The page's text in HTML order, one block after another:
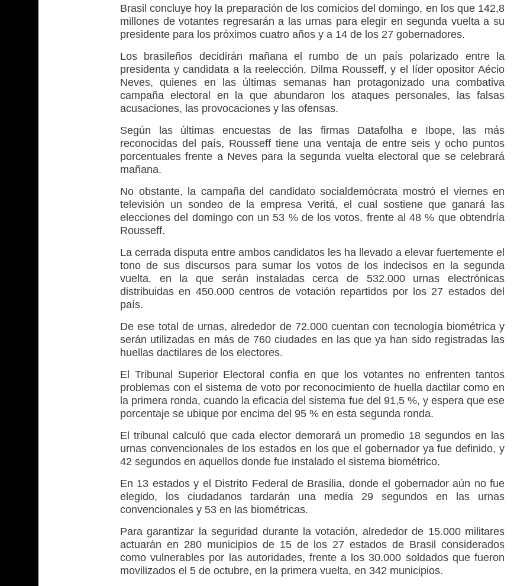
Brasil concluye hoy la preparación de los comicios del domingo, en los que 142,8
millones de votantes regresarán a las urnas para elegir en segunda vuelta a su
presidente para los próximos cuatro años y a 14 de los 27 gobernadores.
Los brasileños decidirán mañana el rumbo de un país polarizado entre la
presidenta y candidata a la reelección, Dilma Rousseff, y el líder opositor Aécio
Neves, quienes en las últimas semanas han protagonizado una combativa
campaña electoral en la que abundaron los ataques personales, las falsas
acusaciones, las provocaciones y las ofensas.
Según las últimas encuestas de las firmas Datafolha e Ibope, las más
reconocidas del país, Rousseff tiene una ventaja de entre seis y ocho puntos
porcentuales frente a Neves para la segunda vuelta electoral que se celebrará
mañana.
No obstante, la campaña del candidato socialdemócrata mostró el viernes en
televisión un sondeo de la empresa Veritá, el cual sostiene que ganará las
elecciones del domingo con un 53 % de los votos, frente al 48 % que obtendría
Rousseff.
La cerrada disputa entre ambos candidatos les ha llevado a elevar fuertemente el
tono de sus discursos para sumar los votos de los indecisos en la segunda
vuelta, en la que serán instaladas cerca de 532.000 urnas electrónicas
distribuidas en 450.000 centros de votación repartidos por los 27 estados del
país.
De ese total de urnas, alrededor de 72.000 cuentan con tecnología biométrica y
serán utilizadas en más de 760 ciudades en las que ya han sido registradas las
huellas dactilares de los electores.
El Tribunal Superior Electoral confía en que los votantes no enfrenten tantos
problemas con el sistema de voto por reconocimiento de huella dactilar como en
la primera ronda, cuando la eficacia del sistema fue del 91,5 %, y espera que ese
porcentaje se ubique por encima del 95 % en esta segunda ronda.
El tribunal calculó que cada elector demorará un promedio 18 segundos en las
urnas convencionales de los estados en los que el gobernador ya fue definido, y
42 segundos en aquellos donde fue instalado el sistema biométrico.
En 13 estados y el Distrito Federal de Brasilia, donde el gobernador aún no fue
elegido, los ciudadanos tardarán una media 29 segundos en las urnas
convencionales y 53 en las biométricas.
Para garantizar la seguridad durante la votación, alrededor de 15.000 militares
actuarán en 280 municipios de 15 de los 27 estados de Brasil considerados
como vulnerables por las autoridades, frente a los 30.000 soldados que fueron
movilizados el 5 de octubre, en la primera vuelta, en 342 municipios.